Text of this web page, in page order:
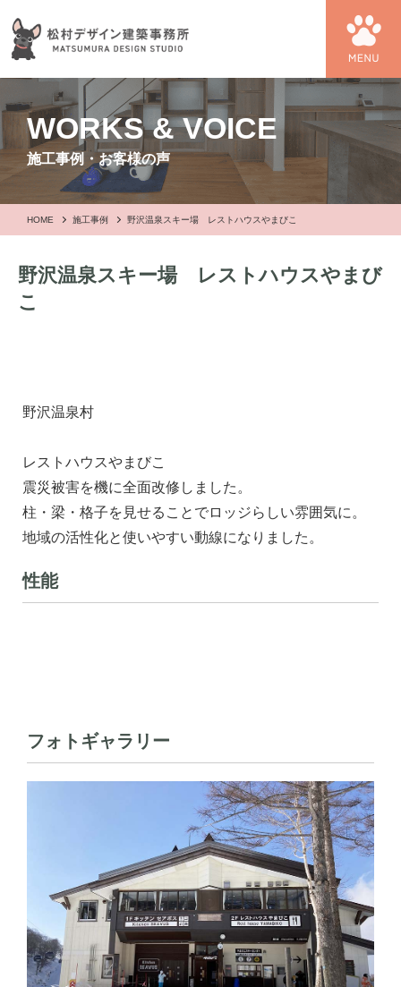
WORKS & VOICE
施工事例・お客様の声
HOME 施工事例 野沢温泉スキー場 レストハウスやまびこ
野沢温泉スキー場 レストハウスやまび
こ
野沢温泉村
レストハウスやまびこ
震災被害を機に全面改修しました。
柱・梁・格子を見せることでロッジらしい雰囲気に。
地域の活性化と使いやすい動線になりました。
性能
フォトギャラリー